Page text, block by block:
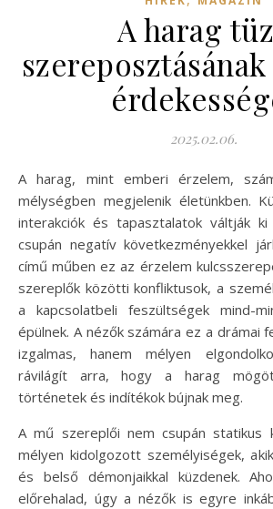
A harag
2025.02.06.
A harag, mint emberi érzelem, számos formában és
mélységben megjelenik életünkben.
interakciók és tapasztalatok váltják
csupán negatív következményekkel
című műben ez az érzelem
szereplők közötti konfliktusok, a
a kapcsolatbeli feszültségek mind-
épülnek. A nézők számára ez a drámai
izgalmas, hanem mélyen
rávilágít arra, hogy a harag
történetek és indítékok bújnak meg.
A mű szereplői nem csupán statikus
mélyen kidolgozott személyiségek,
és belső démonjaikkal küzdenek.
előrehalad, úgy a nézők is egyre